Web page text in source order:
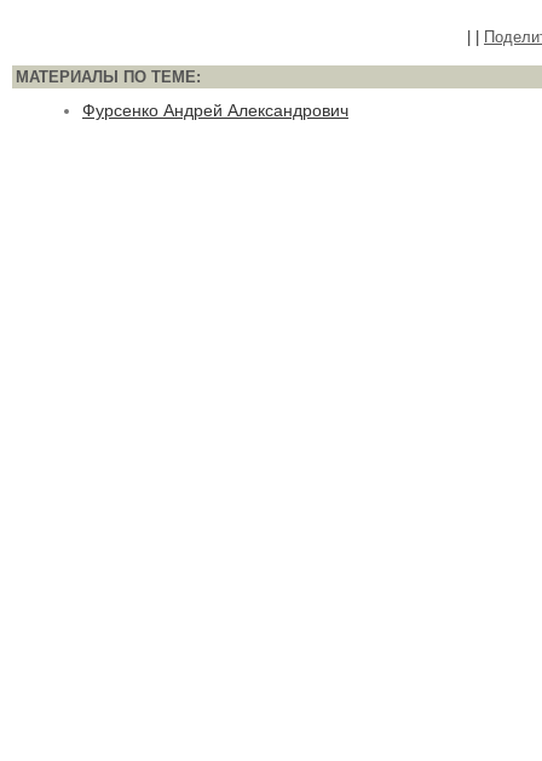
МАТЕРИАЛЫ ПО ТЕМЕ:
Фурсенко Андрей Александрович